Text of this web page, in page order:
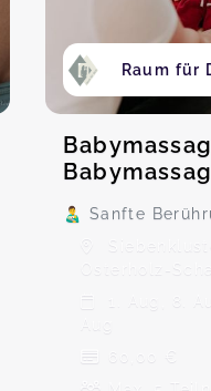
Raum für
👨‍🍼 Sanfte
Osterholz-
1. Aug, 8.
60,00 €